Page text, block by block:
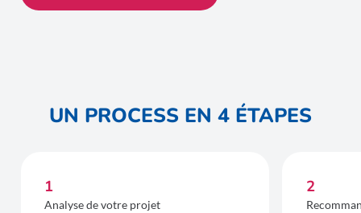
UN PROCESS EN 4 ÉTAPES
1
Analyse de votre projet
2